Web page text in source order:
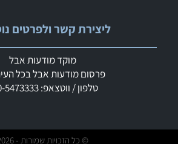
ליצירת קשר ולפרטים
מוקד מודעות אבל
פרסום מודעות אבל בכל
טלפון / ווטצאפ: 050-5473333
© כל הזכויות שמורות - 2026